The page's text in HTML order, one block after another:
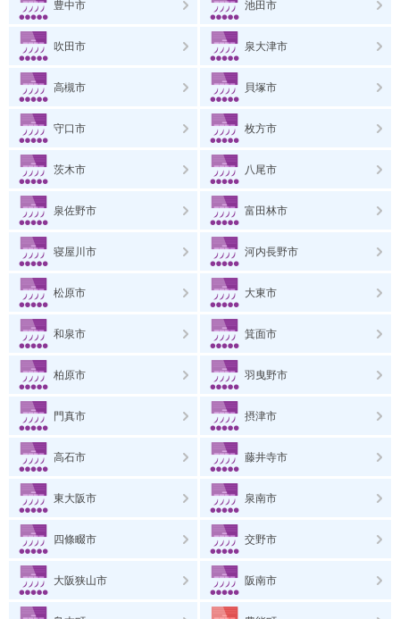
豊中市 池田市
吹田市 泉大津市
高槻市 貝塚市
守口市 枚方市
茨木市 八尾市
泉佐野市 富田林市
寝屋川市 河内長野市
松原市 大東市
和泉市 箕面市
柏原市 羽曳野市
門真市 摂津市
高石市 藤井寺市
東大阪市 泉南市
四條畷市 交野市
大阪狭山市 阪南市